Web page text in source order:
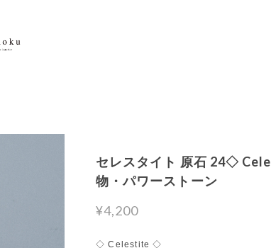
セレスタイト 原石 24◇
物・パワーストーン
¥4,200
◇ Celestite ◇